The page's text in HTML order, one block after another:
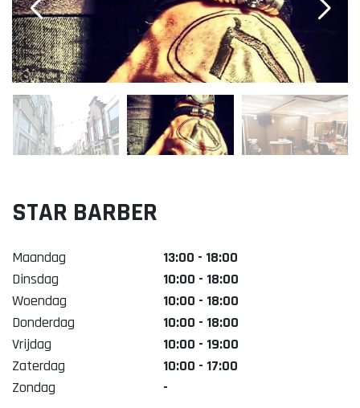
Parkeren in Doetinchem
Openbaar vervoer
Gratis Shuttle
FAQ
Organisatie Binnenstadbedrijf Doetinchem
STAR BARBER
Maandag
13:00 - 18:00
Dinsdag
10:00 - 18:00
Woendag
10:00 - 18:00
Donderdag
10:00 - 18:00
Vrijdag
10:00 - 19:00
Zaterdag
10:00 - 17:00
Zondag
-